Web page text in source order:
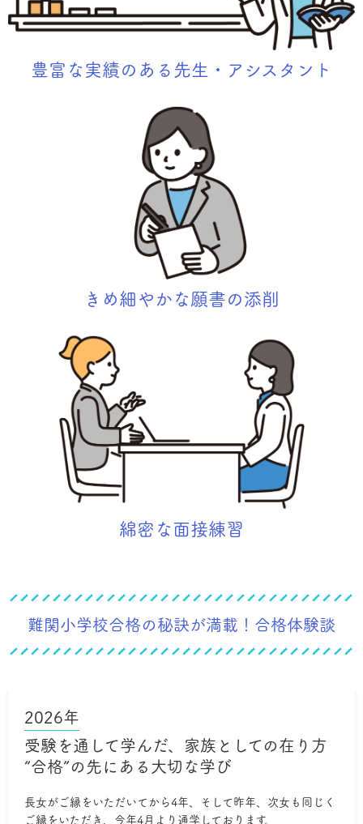
豊富な実績のある先生・アシスタント
きめ細やかな願書の添削
綿密な面接練習
難関小学校合格の秘訣が満載！合格体験談
2026年
受験を通して学んだ、家族としての在り方
“合格”の先にある大切な学び
長女がご縁をいただいてから4年、そして昨年、次女も同じく
ご縁をいただき、今年4月より通学しております。